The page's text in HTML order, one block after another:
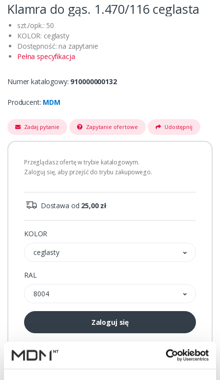
Klamra do gąs. 1.470/116 ceglasta
szt./opk.: 50
KOLOR: ceglasty
Dostępność: na zapytanie
Pełna specyfikacja
Numer katalogowy: 910000000132
Producent: MDM
Zadaj pytanie Zapytanie ofertowe Udostępnij
Przeglądasz ofertę w trybie katalogowym.
Zaloguj się, aby przejść do trybu zakupowego.
Dostawa od 25,00 zł
KOLOR
ceglasty
RAL
8004
Zaloguj się